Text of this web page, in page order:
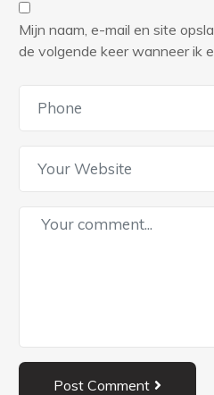
Mijn naam, e-mail en site
de volgende keer wanneer ik
Post Comment